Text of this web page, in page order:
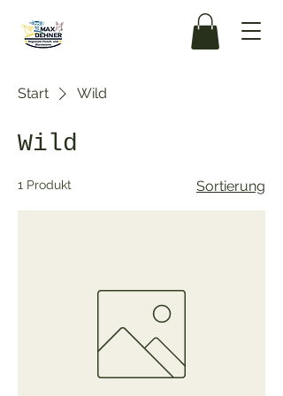
Start Wild
Wild
1 Produkt Sortierung